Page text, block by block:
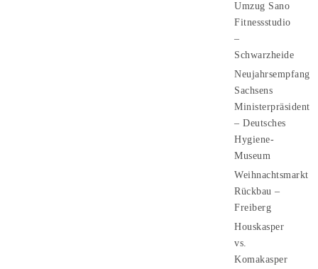
Umzug Sano
Fitnessstudio
–
Schwarzheide
Neujahrsempfang
Sachsens
Ministerpräsident
– Deutsches
Hygiene-
Museum
Weihnachtsmarkt
Rückbau –
Freiberg
Houskasper
vs.
Komakasper